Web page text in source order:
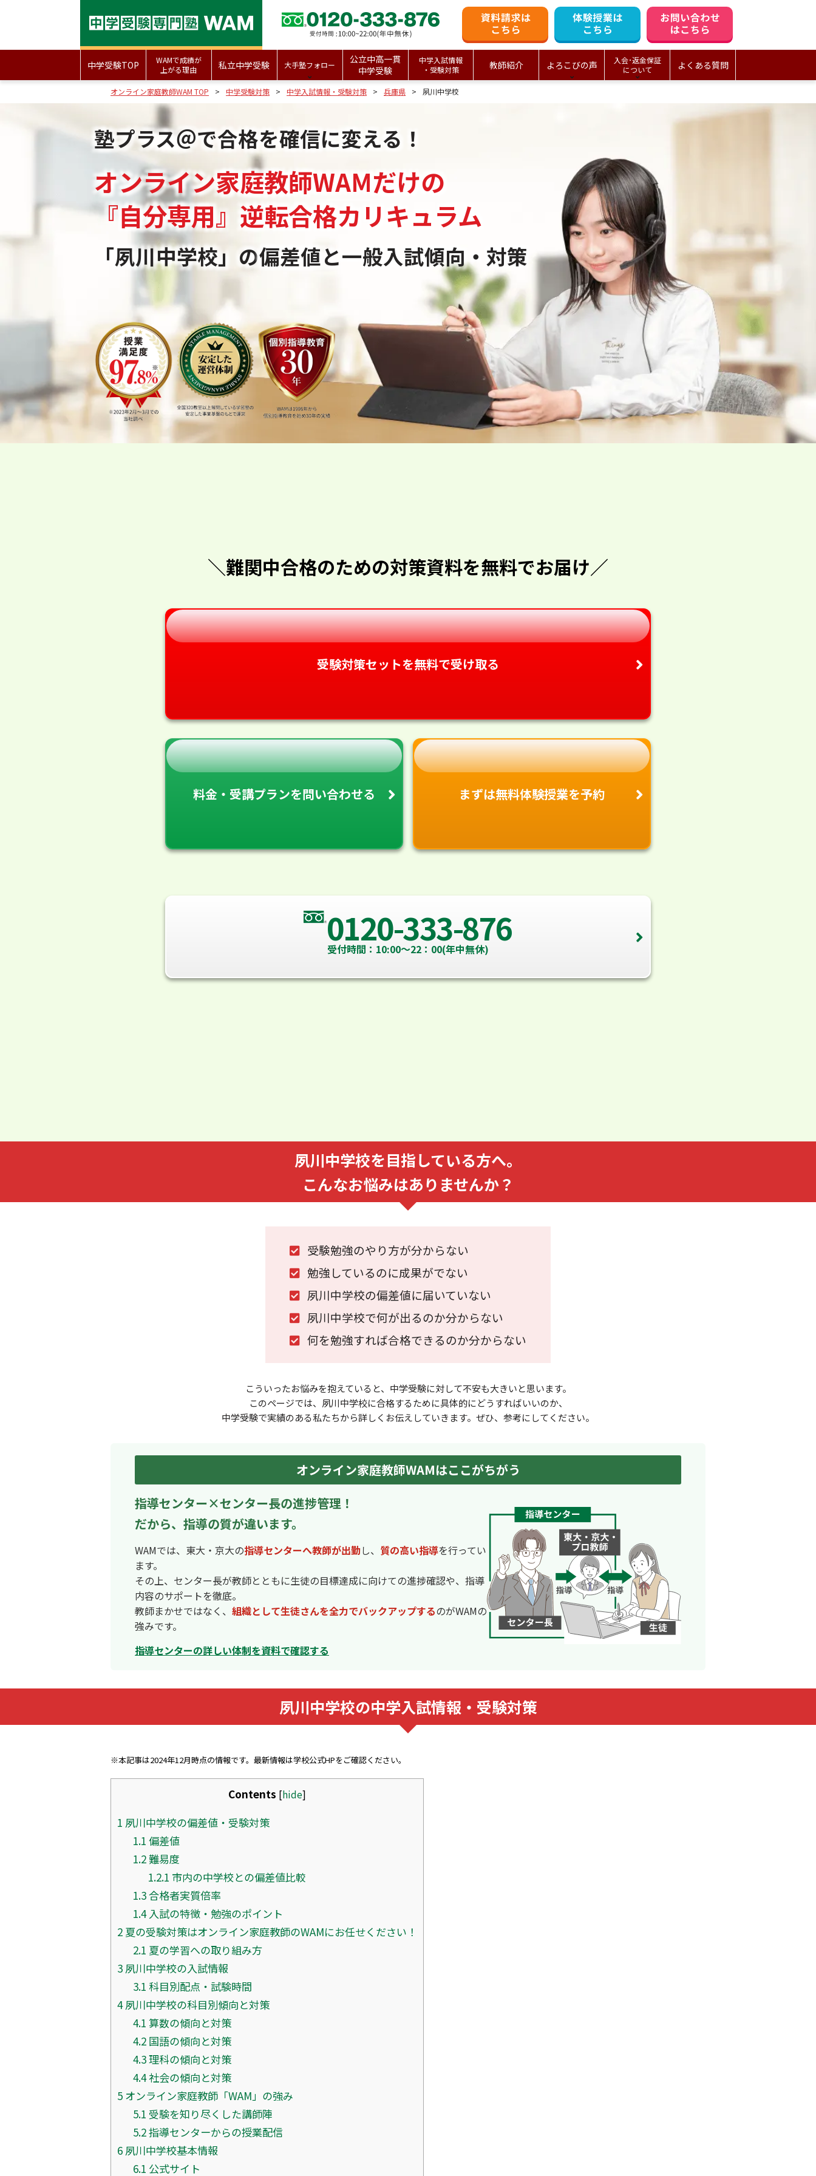
中学受験TOP
WAMで成績が
上がる理由
私立中学受験 大手塾フォロー
公立中高一貫
中学受験
中学入試情報
・受験対策
教師紹介 よろこびの声
入会･返金保証
について
よくある質問
オンライン家庭教師WAM TOP 中学受験対策 中学入試情報・受験対策 兵庫県 夙川中学校
塾プラス＠で合格を確信に変える！
オンライン家庭教師WAMだけの
『自分専用』 逆転合格カリキュラム
「夙川中学校」の偏差値と一般入試傾向・対策
＼難関中合格のための対策資料を無料でお届け／
受験対策セットを無料で受け取る
料金・受講プランを問い合わせる まずは無料体験授業を予約
0120-333-876
受付時間：10:00～22：00(年中無休)
夙川中学校を⽬指している⽅へ。
こんなお悩みはありませんか？
受験勉強のやり⽅が分からない
勉強しているのに成果がでない
夙川中学校の偏差値に届いていない
夙川中学校で何が出るのか分からない
何を勉強すれば合格できるのか分からない
こういったお悩みを抱えていると、中学受験に対して不安も⼤きいと思います。
このページでは、夙川中学校に合格するために具体的にどうすればいいのか、
中学受験で実績のある私たちから詳しくお伝えしていきます。ぜひ、参考にしてください。
オンライン家庭教師WAMはここがちがう
指導センター×センター長の進捗管理！
だから、指導の質が違います。
WAMでは、東大・京大の指導センターへ教師が出勤し、 質の高い指導を行ってい
ます。
その上、センター長が教師とともに生徒の目標達成に向けての進捗確認や、指導
内容のサポートを徹底。
教師まかせではなく、 組織として生徒さんを全力でバックアップするのがWAMの
強みです。
指導センターの詳しい体制を資料で確認する
夙川中学校の中学入試情報・受験対策
※本記事は2024年12月時点の情報です。最新情報は学校公式HPをご確認ください。
Contents [hide]
1 夙川中学校の偏差値・受験対策
1.1 偏差値
1.2難易度
1.2.1 市内の中学校との偏差値比較
1.3合格者実質倍率
1.4入試の特徴・勉強のポイント
2 夏の受験対策はオンライン家庭教師のWAMにお任せください！
2.1 夏の学習への取り組み方
3 夙川中学校の入試情報
3.1 科目別配点・試験時間
4夙川中学校の科目別傾向と対策
4.1 算数の傾向と対策
4.2国語の傾向と対策
4.3理科の傾向と対策
4.4社会の傾向と対策
5 オンライン家庭教師「WAM」の強み
5.1 受験を知り尽くした講師陣
5.2指導センターからの授業配信
6 夙川中学校基本情報
6.1 公式サイト